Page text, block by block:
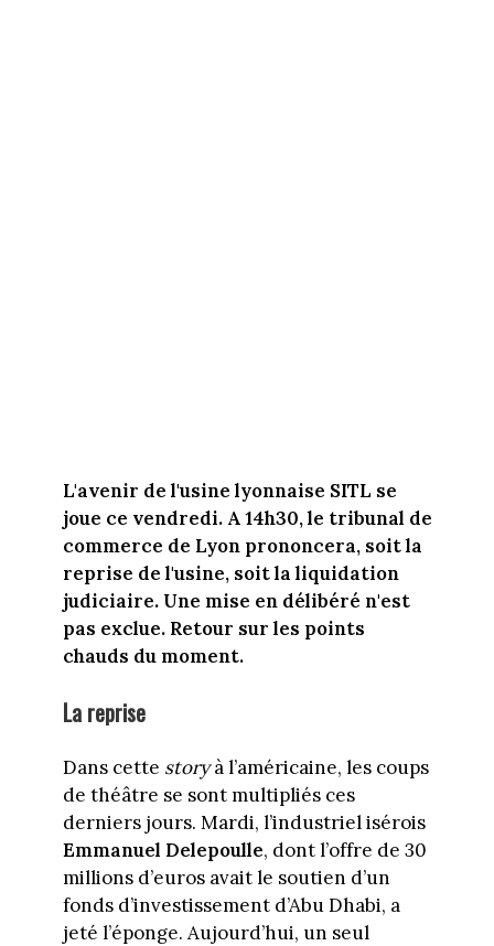
L'avenir de l'usine lyonnaise SITL se
joue ce vendredi. A 14h30, le tribunal de
commerce de Lyon prononcera, soit la
reprise de l'usine, soit la liquidation
judiciaire. Une mise en délibéré n'est
pas exclue. Retour sur les points
chauds du moment.
La reprise
Dans cette storyà l’américaine, les coups
de théâtre se sont multipliés ces
derniers jours. Mardi, l’industriel isérois
Emmanuel Delepoulle, dont l’offre de 30
millions d’euros avait le soutien d’un
fonds d’investissement d’Abu Dhabi, a
jeté l’éponge. Aujourd’hui, un seul